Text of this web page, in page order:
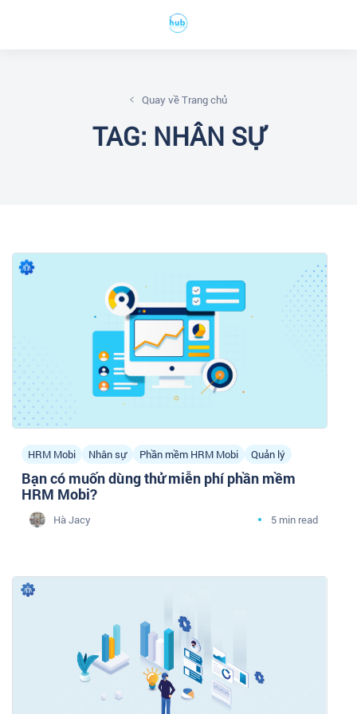
Quay về Trang chủ
TAG: NHÂN SỰ
HRM Mobi Nhân sự Phần mềm HRM Mobi Quản lý
Bạn có muốn dùng thử miễn phí phần mềm
HRM Mobi?
Hà Jacy 5 min read